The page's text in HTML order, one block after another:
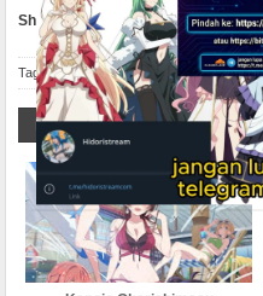
Share : Facebook Twitter Line
Tags :K,Kanojo ga Koushaku-tei ni Itta
Related Post